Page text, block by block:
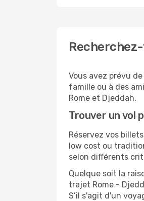
Vous avez prévu
famille ou à des
Rome et Djeddah.
Trouver un vol
Réservez vos
low cost ou
selon différents
Quelque soit la
trajet Rome -
S’il s'agit d'un